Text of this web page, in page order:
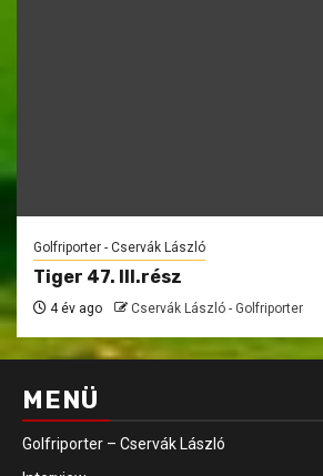
Golfriporter - Cservák László
Tiger 47. III.rész
4 év ago Cservák László - Golfriporter
MENÜ
Golfriporter – Cservák László